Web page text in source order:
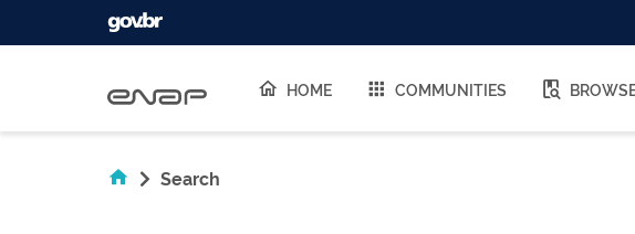
HOME COMMUNITIES
Search